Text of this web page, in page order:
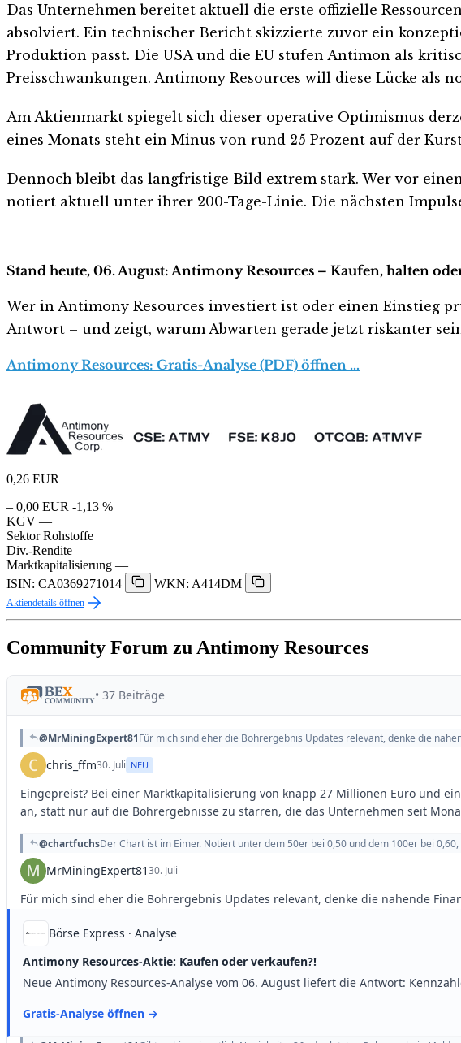
Das Unternehmen bereitet aktuell die erste offizielle
absolviert. Ein technischer Bericht skizzierte zuvor ein
Produktion passt. Die USA und die EU stufen Antimon als
Preisschwankungen. Antimony Resources will diese Lücke als
Am Aktienmarkt spiegelt sich dieser operative Optimismus
eines Monats steht ein Minus von rund 25 Prozent auf der
Dennoch bleibt das langfristige Bild extrem stark. Wer vor
notiert aktuell unter ihrer 200-Tage-Linie. Die nächsten
Stand heute, 06. August: Antimony Resources – Kaufen, halten
Wer in Antimony Resources investiert ist oder einen Einstieg
Antwort – und zeigt, warum Abwarten gerade jetzt riskanter
Antimony Resources: Gratis-Analyse (PDF) öffnen …
0,26 EUR
– 0,00 EUR -1,13 %
KGV —
Sektor Rohstoffe
Div.-Rendite —
Marktkapitalisierung —
ISIN: CA0369271014
WKN: A414DM
Aktiendetails öffnen
Community Forum zu Antimony Resources